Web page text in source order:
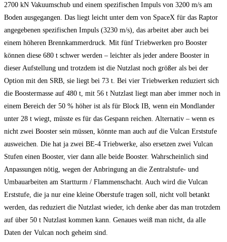
2700 kN Vakuumschub und einem spezifischen Impuls von 3200 m/s am
Boden ausgegangen. Das liegt leicht unter dem von SpaceX für das Raptor
angegebenen spezifischen Impuls (3230 m/s), das arbeitet aber auch bei
einem höheren Brennkammerdruck. Mit fünf Triebwerken pro Booster
können diese 680 t schwer werden – leichter als jeder andere Booster in
dieser Aufstellung und trotzdem ist die Nutzlast noch größer als bei der
Option mit den SRB, sie liegt bei 73 t. Bei vier Triebwerken reduziert sich
die Boostermasse auf 480 t, mit 56 t Nutzlast liegt man aber immer noch in
einem Bereich der 50 % höher ist als für Block IB, wenn ein Mondlander
unter 28 t wiegt, müsste es für das Gespann reichen. Alternativ – wenn es
nicht zwei Booster sein müssen, könnte man auch auf die Vulcan Erststufe
ausweichen. Die hat ja zwei BE-4 Triebwerke, also ersetzen zwei Vulcan
Stufen einen Booster, vier dann alle beide Booster. Wahrscheinlich sind
Anpassungen nötig, wegen der Anbringung an die Zentralstufe- und
Umbauarbeiten am Startturm / Flammenschacht. Auch wird die Vulcan
Erststufe, die ja nur eine kleine Oberstufe tragen soll, nicht voll betankt
werden, das reduziert die Nutzlast wieder, ich denke aber das man trotzdem
auf über 50 t Nutzlast kommen kann. Genaues weiß man nicht, da alle
Daten der Vulcan noch geheim sind.